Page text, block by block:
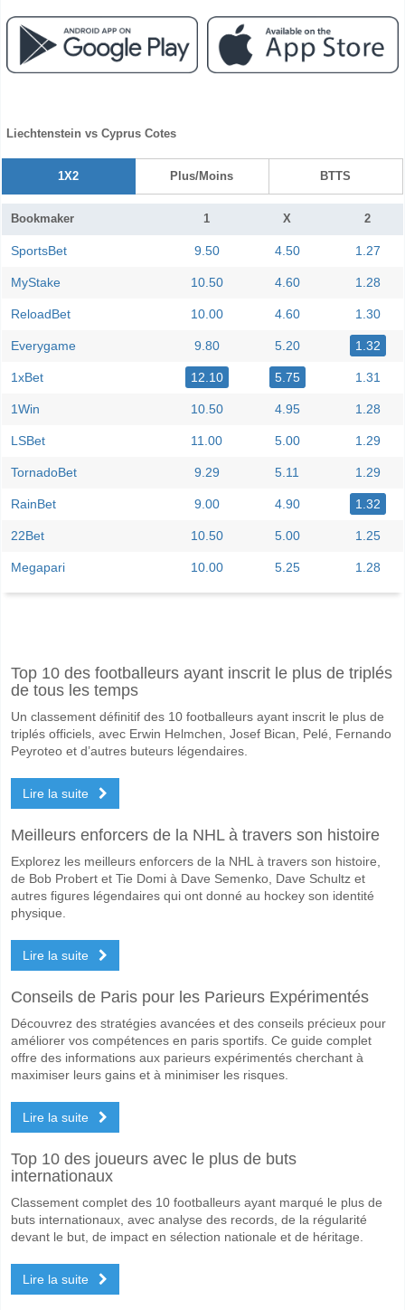
Liechtenstein vs Cyprus Cotes
1X2 Plus/Moins BTTS
Bookmaker 1 X 2
SportsBet 9.50 4.50 1.27
MyStake 10.50 4.60 1.28
ReloadBet 10.00 4.60 1.30
Everygame 9.80 5.20 1.32
1xBet 12.10 5.75 1.31
1Win 10.50 4.95 1.28
LSBet 11.00 5.00 1.29
TornadoBet 9.29 5.11 1.29
RainBet 9.00 4.90 1.32
22Bet 10.50 5.00 1.25
Megapari 10.00 5.25 1.28
Le match entre Liechtenstein v Cyprus 07 June 2026 14:00.
Cyprus pour le Gagnant du match, avec une probabilité de 78%
Non pour Les Deux Équipes Marquent, avec un pourcentage de 63%.
Quel sera le résultat correct attendu entre
Sur le côté risqué, vous pouvez essayer le Résultat Correct de 0-1
Top 10 des footballeurs ayant inscrit le plus de triplés
de tous les temps
Un classement définitif des 10 footballeurs ayant inscrit le plus de
triplés officiels, avec Erwin Helmchen, Josef Bican, Pelé, Fernando
Peyroteo et d’autres buteurs légendaires.
Lire la suite
Meilleurs enforcers de la NHL à travers son histoire
Explorez les meilleurs enforcers de la NHL à travers son histoire,
de Bob Probert et Tie Domi à Dave Semenko, Dave Schultz et
autres figures légendaires qui ont donné au hockey son identité
physique.
Lire la suite
Conseils de Paris pour les Parieurs Expérimentés
Découvrez des stratégies avancées et des conseils précieux pour
améliorer vos compétences en paris sportifs. Ce guide complet
offre des informations aux parieurs expérimentés cherchant à
maximiser leurs gains et à minimiser les risques.
Lire la suite
Top 10 des joueurs avec le plus de buts
internationaux
Classement complet des 10 footballeurs ayant marqué le plus de
buts internationaux, avec analyse des records, de la régularité
devant le but, de impact en sélection nationale et de héritage.
Lire la suite